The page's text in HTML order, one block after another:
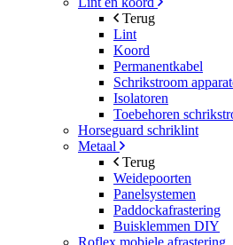
Terug
Lint
Koord
Permanentkabel
Schrikstroom
Isolatoren
Toebehoren
Horseguard schriklint
Metaal
Terug
Weidepoorten
Panelsystemen
Paddockafrastering
Buisklemmen DIY
Roflex mobiele afrastering